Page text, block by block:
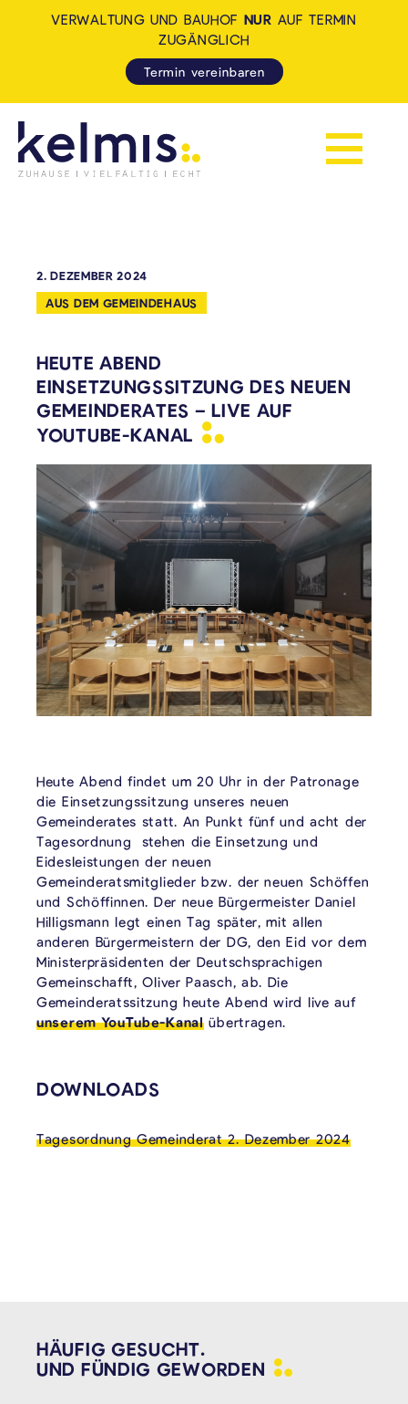
Navigation
VERWALTUNG UND BAUHOF NUR AUF TERMIN
ZUGÄNGLICH
Termin vereinbaren
2. DEZEMBER 2024
AUS DEM GEMEINDEHAUS
HEUTE ABEND
EINSETZUNGSSITZUNG DES NEUEN
GEMEINDERATES – LIVE AUF
YOUTUBE-KANAL
Heute Abend findet um 20 Uhr in der Patronage
die Einsetzungssitzung unseres neuen
Gemeinderates statt. An Punkt fünf und acht der
Tagesordnung stehen die Einsetzung und
Eidesleistungen der neuen
Gemeinderatsmitglieder bzw. der neuen Schöffen
und Schöffinnen. Der neue Bürgermeister Daniel
Hilligsmann legt einen Tag später, mit allen
anderen Bürgermeistern der DG, den Eid vor dem
Ministerpräsidenten der Deutschsprachigen
Gemeinschafft, Oliver Paasch, ab. Die
Gemeinderatssitzung heute Abend wird live auf
unserem YouTube-Kanalübertragen.
VERKNÜPFTE INHALTE
DOWNLOADS
Tagesordnung Gemeinderat 2. Dezember 2024
HÄUFIG GESUCHT.
UND FÜNDIG GEWORDEN